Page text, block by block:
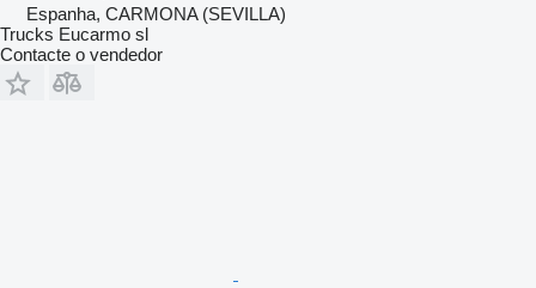
Espanha, CARMONA (SEVILLA)
Trucks Eucarmo sl
Contacte o vendedor